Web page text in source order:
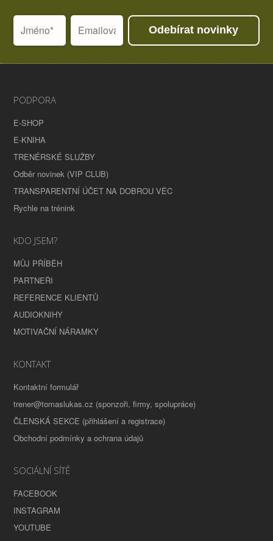
Odebírat novinky
PODPORA
E-SHOP
E-KNIHA
TRENÉRSKÉ SLUŽBY
Odběr novinek (VIP CLUB)
TRANSPARENTNÍ ÚČET NA DOBROU VĚC
Rychle na trénink
KDO JSEM?
MŮJ PŘÍBĚH
PARTNEŘI
REFERENCE KLIENTŮ
AUDIOKNIHY
MOTIVAČNÍ NÁRAMKY
KONTAKT
Kontaktní formulář
trener@tomaslukas.cz (sponzoři, firmy, spolupráce)
ČLENSKÁ SEKCE (přihlášení a registrace)
Obchodní podmínky a ochrana údajů
SOCIÁLNÍ SÍTĚ
FACEBOOK
INSTAGRAM
YOUTUBE